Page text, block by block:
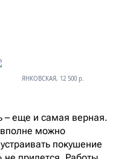
ЯНКОВСКАЯ, 12 500 р.
– еще и самая верная.
можно
покушение